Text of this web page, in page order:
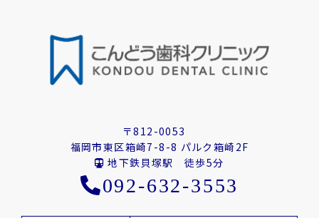
〒812-0053
福岡市東区箱崎7-8-8 パルク箱崎2F
地下鉄貝塚駅 徒歩5分
092-632-3553